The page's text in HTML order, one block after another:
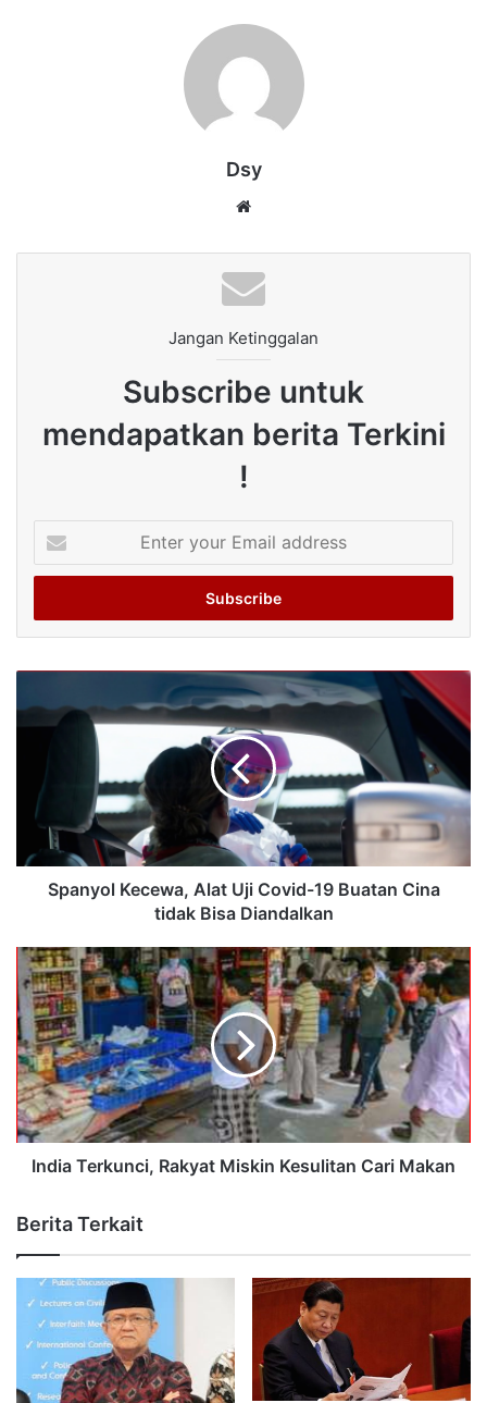
Dsy
Jangan Ketinggalan
Subscribe untuk
mendapatkan berita Terkini
!
your
Email
Spanyol Kecewa, Alat Uji Covid-19 Buatan Cina
tidak Bisa Diandalkan
India Terkunci, Rakyat Miskin Kesulitan Cari Makan
Berita Terkait